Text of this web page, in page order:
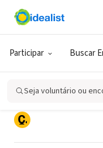
Participar Buscar
Seja voluntário ou
First
New York, NY